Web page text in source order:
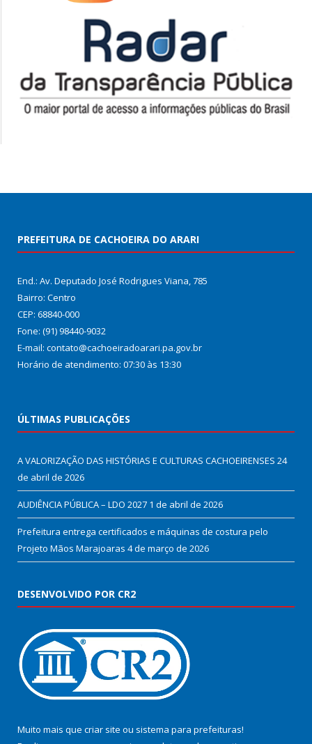
PREFEITURA DE CACHOEIRA DO ARARI
End.: Av. Deputado José Rodrigues Viana, 785
Bairro: Centro
CEP: 68840-000
Fone: (91) 98440-9032
E-mail: contato@cachoeiradoarari.pa.gov.br
Horário de atendimento: 07:30 às 13:30
ÚLTIMAS PUBLICAÇÕES
A VALORIZAÇÃO DAS HISTÓRIAS E CULTURAS CACHOEIRENSES 24
de abril de 2026
AUDIÊNCIA PÚBLICA – LDO 2027 1 de abril de 2026
Prefeitura entrega certificados e máquinas de costura pelo
Projeto Mãos Marajoaras 4 de março de 2026
DESENVOLVIDO POR CR2
Muito mais que criar site ou sistema para prefeituras!